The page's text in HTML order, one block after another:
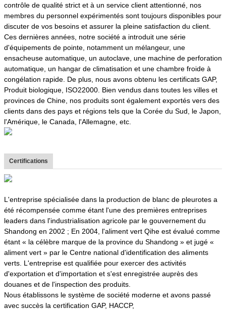
contrôle de qualité strict et à un service client attentionné, nos
membres du personnel expérimentés sont toujours disponibles pour
discuter de vos besoins et assurer la pleine satisfaction du client.
Ces dernières années, notre société a introduit une série
d'équipements de pointe, notamment un mélangeur, une
ensacheuse automatique, un autoclave, une machine de perforation
automatique, un hangar de climatisation et une chambre froide à
congélation rapide. De plus, nous avons obtenu les certificats GAP,
Produit biologique, ISO22000. Bien vendus dans toutes les villes et
provinces de Chine, nos produits sont également exportés vers des
clients dans des pays et régions tels que la Corée du Sud, le Japon,
l'Amérique, le Canada, l'Allemagne, etc.
Certifications
L'entreprise spécialisée dans la production de blanc de pleurotes a
été récompensée comme étant l'une des premières entreprises
leaders dans l'industrialisation agricole par le gouvernement du
Shandong en 2002 ; En 2004, l'aliment vert Qihe est évalué comme
étant « la célèbre marque de la province du Shandong » et jugé «
aliment vert » par le Centre national d'identification des aliments
verts. L'entreprise est qualifiée pour exercer des activités
d'exportation et d'importation et s'est enregistrée auprès des
douanes et de l'inspection des produits.
Nous établissons le système de société moderne et avons passé
avec succès la certification GAP, HACCP,